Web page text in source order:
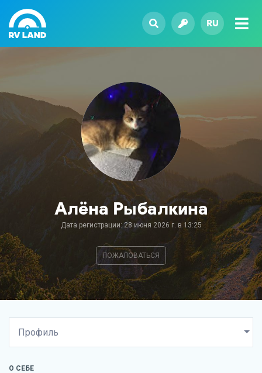
RU
Алёна Рыбалкина
Дата регистрации: 28 июня 2026 г. в 13:25
ПОЖАЛОВАТЬСЯ
О СЕБЕ